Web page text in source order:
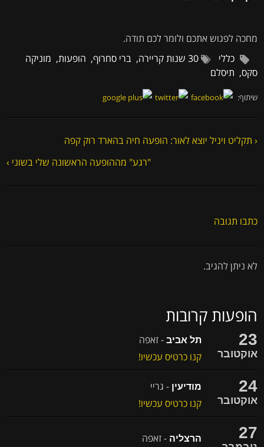
מחכה לפגוש אתכם ולומר לכם תודה.
כללי
30 שנות קריירה , ברי סחרוף, הופעות, מוניקה
סקס, תיסלם
שיתוף:
‹ תקליט ויניל יוצא לאור: הופעה חיה בהארד רוק קפה
"רגע" מההופעה הראשונה שלי בשוני ›
כתבו תגובה
לא ניתן להגיב.
הופעות קרובות
23
אוקטובר
תל אביב - זאפה
קנו כרטיס עכשיו!
24
אוקטובר
מודיעין - גריי
קנו כרטיס עכשיו!
27 הרצליה - זאפה